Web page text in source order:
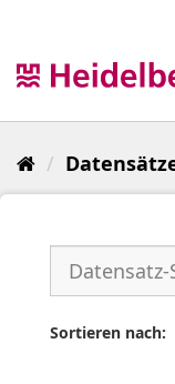
Sortieren nach